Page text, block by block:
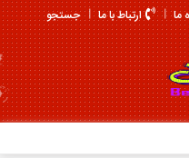
ما ارتباط با ما جستجو